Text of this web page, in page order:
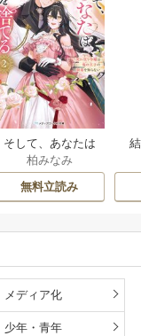
そして、あなたは
私を捨てる
柏みなみ
無料立読み
メディア化
少年・青年